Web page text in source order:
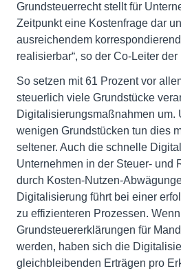
Grundsteuerrecht stellt für
Zeitpunkt eine Kostenfrage dar
ausreichendem
realisierbar“, so der Co-Leiter
So setzen mit 61 Prozent vor
steuerlich viele Grundstücke
Digitalisierungsmaßnahmen um.
wenigen Grundstücken tun dies
seltener. Auch die schnelle
Unternehmen in der Steuer- und
durch Kosten-Nutzen-
Digitalisierung führt bei einer
zu effizienteren Prozessen.
Grundsteuererklärungen für
werden, haben sich die
gleichbleibenden Erträgen pro